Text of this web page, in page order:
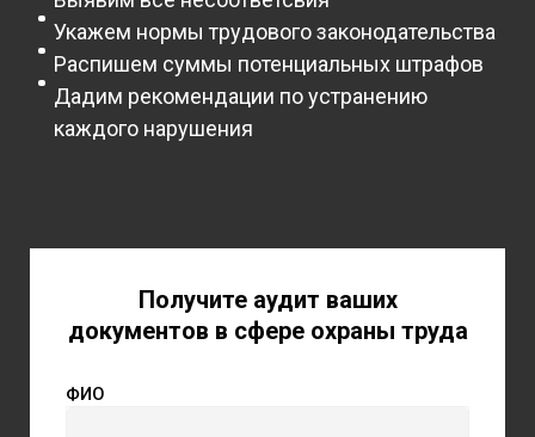
Укажем нормы трудового законодательства
Распишем суммы потенциальных штрафов
Дадим рекомендации по устранению
каждого нарушения
Получите аудит ваших
документов в сфере охраны труда
ФИО